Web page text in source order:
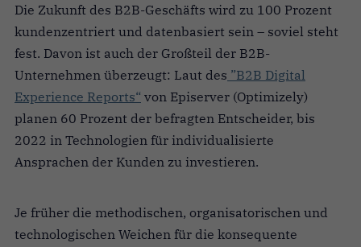
Die Zukunft des B2B-Geschäfts wird zu 100 Prozent
kundenzentriert und datenbasiert sein – soviel steht
fest. Davon ist auch der Großteil der B2B-
Unternehmen überzeugt: Laut des ”B2B Digital
Experience Reports“ von Episerver (Optimizely)
planen 60 Prozent der befragten Entscheider, bis
2022 in Technologien für individualisierte
Ansprachen der Kunden zu investieren.
Je früher die methodischen, organisatorischen und
technologischen Weichen für die konsequente